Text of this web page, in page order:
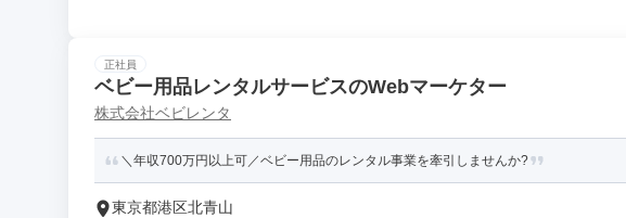
正社員
ベビー用品レンタルサービスのWebマーケター
株式会社ベビレンタ
＼年収700万円以上可／ベビー用品のレンタル事業を牽引しませんか?
東京都港区北青山